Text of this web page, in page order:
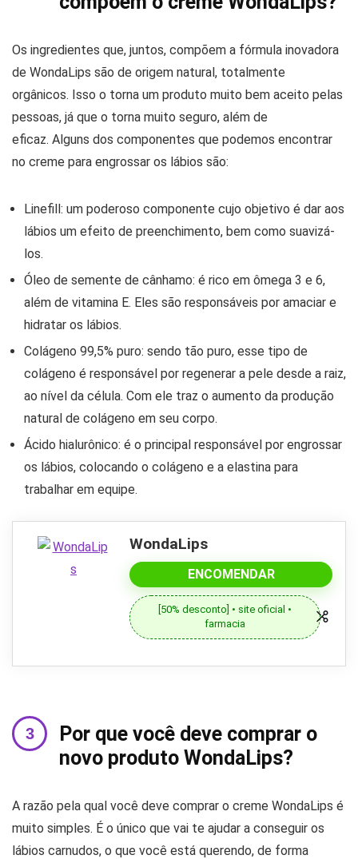
Os ingredientes que, juntos, compõem a fórmula inovadora
de WondaLips são de origem natural, totalmente
orgânicos. Isso o torna um produto muito bem aceito pelas
pessoas, já que o torna muito seguro, além de
eficaz. Alguns dos componentes que podemos encontrar
no creme para engrossar os lábios são:
Linefill: um poderoso componente cujo objetivo é dar aos
lábios um efeito de preenchimento, bem como suavizá-
los.
Óleo de semente de cânhamo: é rico em ômega 3 e 6,
além de vitamina E. Eles são responsáveis ​​por amaciar e
hidratar os lábios.
Colágeno 99,5% puro: sendo tão puro, esse tipo de
colágeno é responsável por regenerar a pele desde a raiz,
ao nível da célula. Com ele traz o aumento da produção
natural de colágeno em seu corpo.
Ácido hialurônico: é o principal responsável por engrossar
os lábios, colocando o colágeno e a elastina para
trabalhar em equipe.
WondaLips
ENCOMENDAR
[50% desconto] • site oficial •
farmacia
Por que você deve comprar o
novo produto WondaLips?
A razão pela qual você deve comprar o creme WondaLips é
muito simples. É o único que vai te ajudar a conseguir os
lábios carnudos, o que você está querendo, de forma